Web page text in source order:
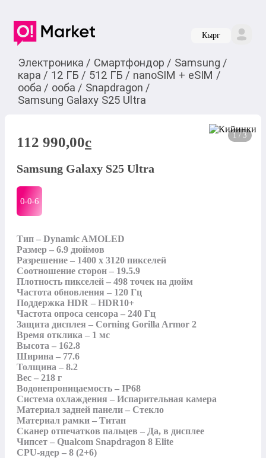
Кырг
Электроника / Смартфондор / Samsung /
кара / 12 ГБ / 512 ГБ / nanoSIM + eSIM /
ооба / ооба / Snapdragon /
Samsung Galaxy S25 Ultra
1 / 3
112 990,00c
Samsung Galaxy S25 Ultra
0-0-6
Тип – Dynamic AMOLED
Размер – 6.9 дюймов
Разрешение – 1400 x 3120 пикселей
Соотношение сторон – 19.5.9
Плотность пикселей – 498 точек на дюйм
Частота обновления – 120 Гц
Поддержка HDR – HDR10+
Частота опроса сенсора – 240 Гц
Защита дисплея – Corning Gorilla Armor 2
Время отклика – 1 мс
Высота – 162.8
Ширина – 77.6
Толщина – 8.2
Вес – 218 г
Водонепроницаемость – IP68
Система охлаждения – Испарительная камера
Материал задней панели – Стекло
Материал рамки – Титан
Сканер отпечатков пальцев – Да, в дисплее
Чипсет – Qualcom Snapdragon 8 Elite
CPU-ядер – 8 (2+6)